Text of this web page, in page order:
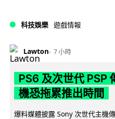
科技娛樂 遊戲情報
Lawton 7 小時
PS6 及次世代 PSP
機恐拖累推出時間
爆料媒體披露 Sony 次世代主機